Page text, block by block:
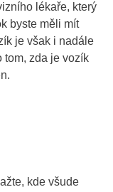
lékaře, který
byste měli mít
je však i nadále
tom, zda je vozík
kde všude